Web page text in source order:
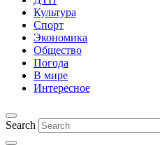
Культура
Спорт
Экономика
Общество
Погода
В мире
Интересное
Search